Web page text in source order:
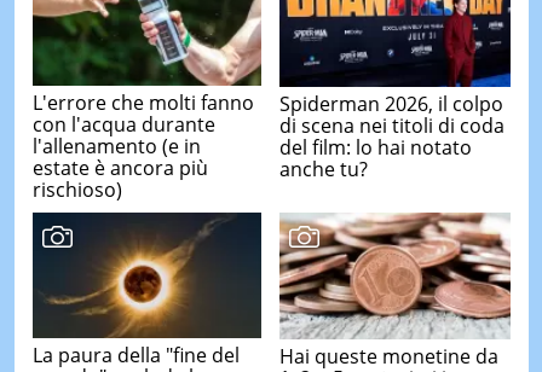
L'errore che molti fanno
con l'acqua durante
l'allenamento (e in
estate è ancora più
rischioso)
Spiderman 2026, il colpo
di scena nei titoli di coda
del film: lo hai notato
anche tu?
La paura della "fine del
Hai queste monetine da